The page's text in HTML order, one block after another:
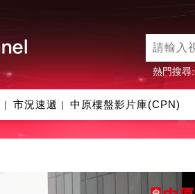
熱門搜尋:
| 市況速遞 | 中原樓盤影片庫(CPN)